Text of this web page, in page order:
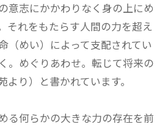
意志にかかわりなく身の上にめ
それをもたらす人間の力を超え
（めい）によって支配されてい
。めぐりあわせ。転じて将来の
より）と書かれています。
る何らかの大きな力の存在を前